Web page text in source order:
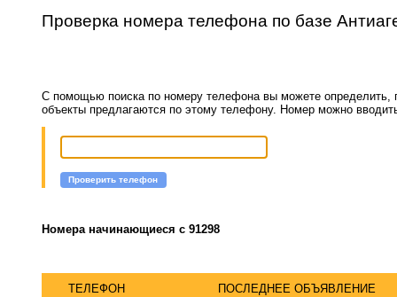
Проверка номера телефона по базе
С помощью поиска по номеру телефона вы можете определить,
объекты предлагаются по этому телефону. Номер можно
Проверить телефон
Номера начинающиеся с 91298
ТЕЛЕФОН ПОСЛЕДНЕЕ ОБЪЯВЛЕНИЕ